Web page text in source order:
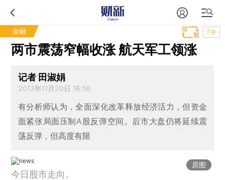
金融 T中
两市震荡窄幅收涨 航天军工领涨
记者 田淑娟
2013年11月20日 16:56
有分析师认为，全面深化改革释放经济活力，但资金
面紧张局面压制A股反弹空间。后市大盘仍将延续震
荡反弹，但高度有限
原图
今日股市走向。